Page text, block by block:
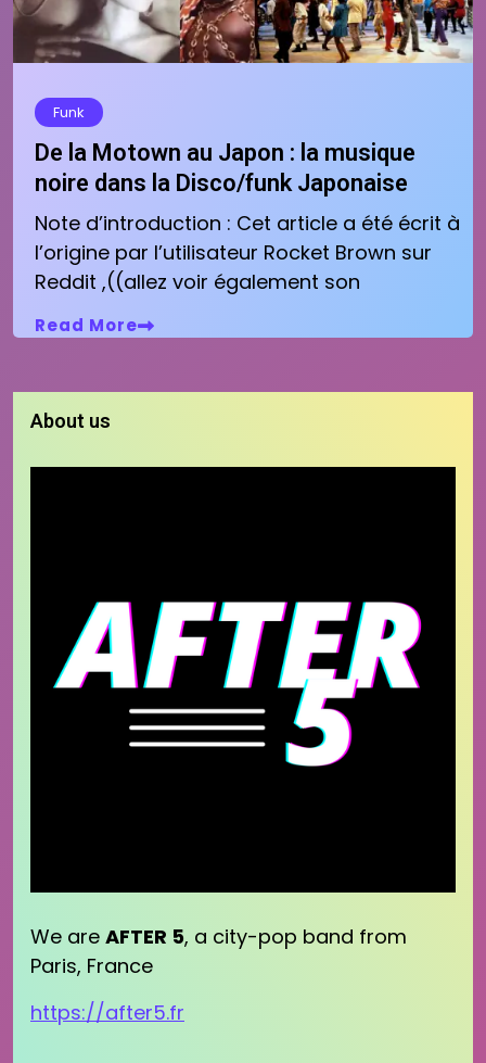
Funk
De la Motown au Japon : la musique
noire dans la Disco/funk Japonaise
Note d’introduction : Cet article a été écrit à
l’origine par l’utilisateur Rocket Brown sur
Reddit ,((allez voir également son
Read More
About us
We are AFTER 5, a city-pop band from
Paris, France
https://after5.fr